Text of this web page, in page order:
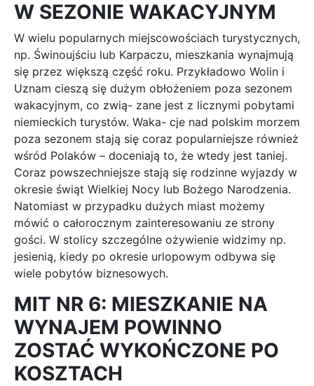
W SEZONIE WAKACYJNYM
W wielu popularnych miejscowościach turystycznych,
np. Świnoujściu lub Karpaczu, mieszkania wynajmują
się przez większą część roku. Przykładowo Wolin i
Uznam cieszą się dużym obłożeniem poza sezonem
wakacyjnym, co zwią- zane jest z licznymi pobytami
niemieckich turystów. Waka- cje nad polskim morzem
poza sezonem stają się coraz popularniejsze również
wśród Polaków – doceniają to, że wtedy jest taniej.
Coraz powszechniejsze stają się rodzinne wyjazdy w
okresie świąt Wielkiej Nocy lub Bożego Narodzenia.
Natomiast w przypadku dużych miast możemy
mówić o całorocznym zainteresowaniu ze strony
gości. W stolicy szczególne ożywienie widzimy np.
jesienią, kiedy po okresie urlopowym odbywa się
wiele pobytów biznesowych.
MIT NR 6: MIESZKANIE NA
WYNAJEM POWINNO
ZOSTAĆ WYKOŃCZONE PO
KOSZTACH